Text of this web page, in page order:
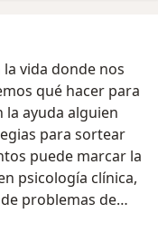
vida donde nos
qué hacer para
la ayuda alguien
para sortear
puede marcar la
psicología clínica,
problemas de
sexualidad y